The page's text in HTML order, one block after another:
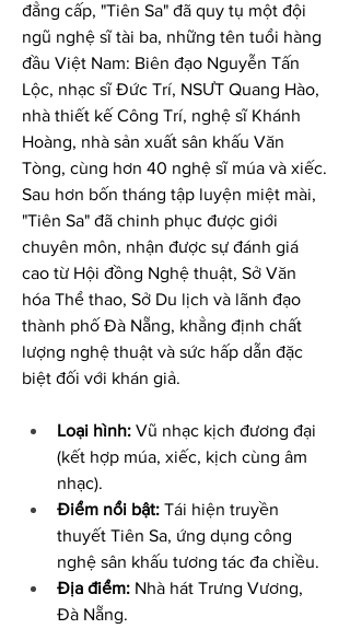
đẳng cấp, "Tiên Sa" đã quy tụ một đội
ngũ nghệ sĩ tài ba, những tên tuổi hàng
đầu Việt Nam: Biên đạo Nguyễn Tấn
Lộc, nhạc sĩ Đức Trí, NSƯT Quang Hào,
nhà thiết kế Công Trí, nghệ sĩ Khánh
Hoàng, nhà sản xuất sân khấu Văn
Tòng, cùng hơn 40 nghệ sĩ múa và xiếc.
Sau hơn bốn tháng tập luyện miệt mài,
"Tiên Sa" đã chinh phục được giới
chuyên môn, nhận được sự đánh giá
cao từ Hội đồng Nghệ thuật, Sở Văn
hóa Thể thao, Sở Du lịch và lãnh đạo
thành phố Đà Nẵng, khẳng định chất
lượng nghệ thuật và sức hấp dẫn đặc
biệt đối với khán giả.
Loại hình: Vũ nhạc kịch đương đại
(kết hợp múa, xiếc, kịch cùng âm
nhạc).
Điểm nổi bật: Tái hiện truyền
thuyết Tiên Sa, ứng dụng công
nghệ sân khấu tương tác đa chiều.
Địa điểm: Nhà hát Trưng Vương,
Đà Nẵng.